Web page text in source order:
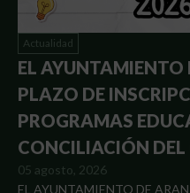
Actualidad
EL AYUNTAMIENTO
PLAZO DE
PROGRAMAS
CONCILIACIÓN
05 agosto, 2026
EL AYUNTAMIENTO DE